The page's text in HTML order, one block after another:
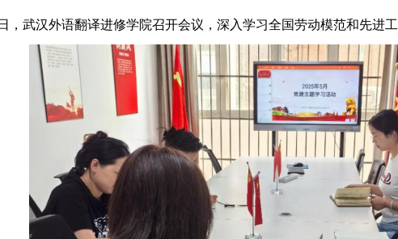
，武汉外语翻译进修学院召开会议，深入学习全国劳动模范和先进工